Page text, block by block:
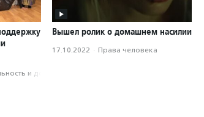
и доброволь­чест­во
Вышел ролик о домашнем насилии
17.10.2022 · Права человека